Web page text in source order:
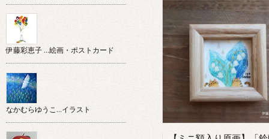
伊藤彩恵子 …絵画・ポストカード
なかむらゆうこ…イラスト